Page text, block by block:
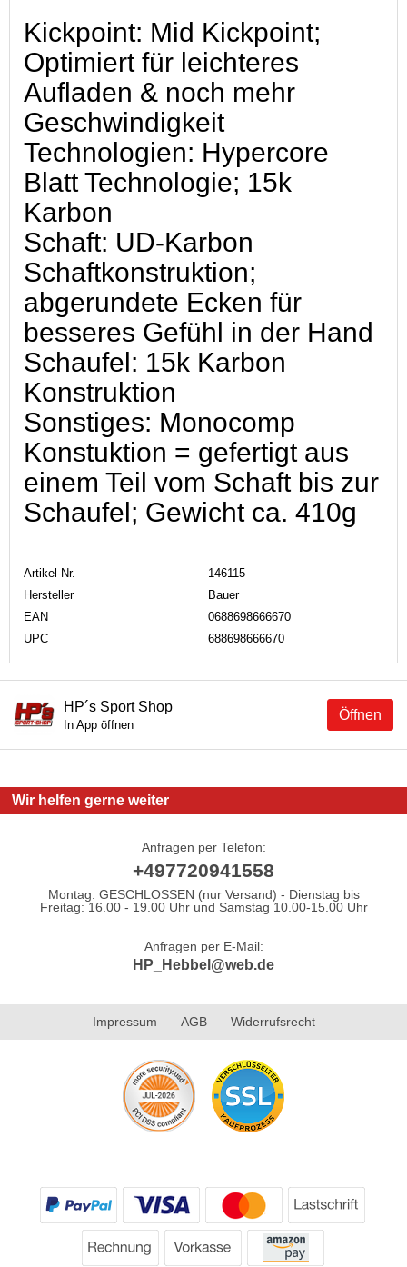
Kickpoint: Mid Kickpoint;
Optimiert für leichteres
Aufladen & noch mehr
Geschwindigkeit
Technologien: Hypercore
Blatt Technologie; 15k
Karbon
Schaft: UD-Karbon
Schaftkonstruktion;
abgerundete Ecken für
besseres Gefühl in der Hand
Schaufel: 15k Karbon
Konstruktion
Sonstiges: Monocomp
Konstuktion = gefertigt aus
einem Teil vom Schaft bis zur
Schaufel; Gewicht ca. 410g
Artikel-Nr.
146115
Hersteller
Bauer
EAN
0688698666670
UPC
688698666670
Öffnen
HP´s Sport Shop
In App öffnen
Wir helfen gerne weiter
Anfragen per Telefon:
+497720941558
Montag: GESCHLOSSEN (nur Versand) - Dienstag bis
Freitag: 16.00 - 19.00 Uhr und Samstag 10.00-15.00 Uhr
Anfragen per E-Mail:
HP_Hebbel@web.de
Impressum AGB Widerrufsrecht